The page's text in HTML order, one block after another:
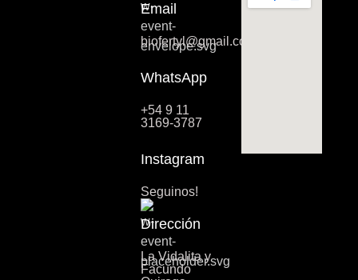
Email
biofertyl@gmail.com
WhatsApp
+54 9 11
3169-3787
Instagram
Seguinos!
Dirección
La Vidalita y
Facundo